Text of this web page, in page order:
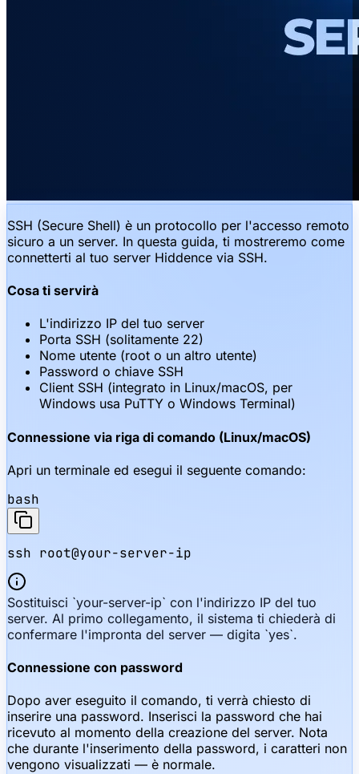
SSH (Secure Shell) è un protocollo per l'accesso remoto
sicuro a un server. In questa guida, ti mostreremo come
connetterti al tuo server Hiddence via SSH.
Cosa ti servirà
L'indirizzo IP del tuo server
Porta SSH (solitamente 22)
Nome utente (root o un altro utente)
Password o chiave SSH
Client SSH (integrato in Linux/macOS, per
Windows usa PuTTY o Windows Terminal)
Connessione via riga di comando (Linux/macOS)
Apri un terminale ed esegui il seguente comando:
bash
ssh root@your-server-ip
Sostituisci `your-server-ip` con l'indirizzo IP del tuo
server. Al primo collegamento, il sistema ti chiederà di
confermare l'impronta del server — digita `yes`.
Connessione con password
Dopo aver eseguito il comando, ti verrà chiesto di
inserire una password. Inserisci la password che hai
ricevuto al momento della creazione del server. Nota
che durante l'inserimento della password, i caratteri non
vengono visualizzati — è normale.